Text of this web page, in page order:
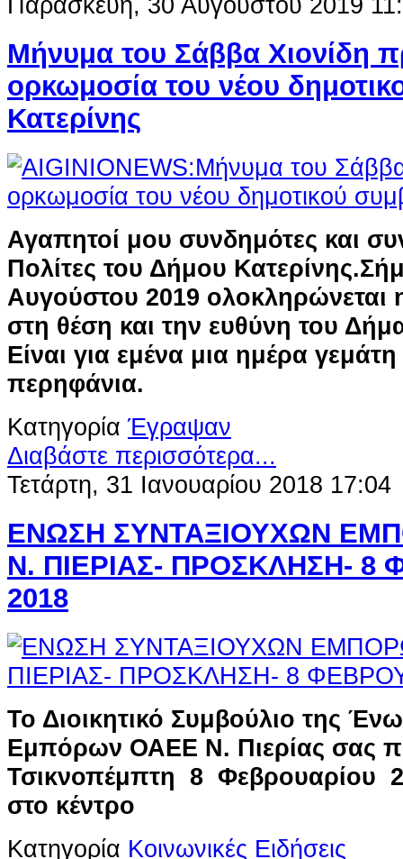
Μήνυμα του Σάββα Χιονίδη
ορκωμοσία του νέου
Κατερίνης
Αγαπητοί μου συνδημότες και
Πολίτες του Δήμου Κατερίνης.
Αυγούστου 2019 ολοκληρώνεται
στη θέση και την ευθύνη του
Είναι για εμένα μια ημέρα
περηφάνια.
Κατηγορία Έγραψαν
Διαβάστε περισσότερα...
Τετάρτη, 31 Ιανουαρίου 2018 17:04
ΕΝΩΣΗ ΣΥΝΤΑΞΙΟΥΧΩΝ
Ν. ΠΙΕΡΙΑΣ- ΠΡΟΣΚΛΗΣΗ- 8
2018
Το Διοικητικό Συμβούλιο της
Εμπόρων ΟΑΕΕ Ν. Πιερίας σας
Τσικνοπέμπτη 8 Φεβρουαρίου
στο κέντρο
Κατηγορία Κοινωνικές Ειδήσεις